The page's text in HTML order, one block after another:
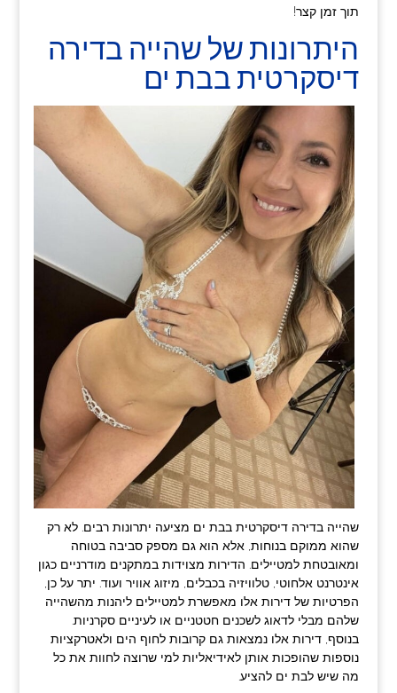
תוך זמן קצר!
היתרונות של שהייה בדירה
דיסקרטית בבת ים
שהייה בדירה דיסקרטית בבת ים מציעה יתרונות רבים. לא רק
שהוא ממוקם בנוחות, אלא הוא גם מספק סביבה בטוחה
ומאובטחת למטיילים. הדירות מצוידות במתקנים מודרניים כגון
אינטרנט אלחוטי, טלוויזיה בכבלים, מיזוג אוויר ועוד. יתר על כן,
הפרטיות של דירות אלו מאפשרת למטיילים ליהנות מהשהייה
שלהם מבלי לדאוג לשכנים חטטניים או לעיניים סקרניות.
בנוסף, דירות אלו נמצאות גם קרובות לחוף הים ולאטרקציות
נוספות שהופכות אותן לאידיאליות למי שרוצה לחוות את כל
מה שיש לבת ים להציע.